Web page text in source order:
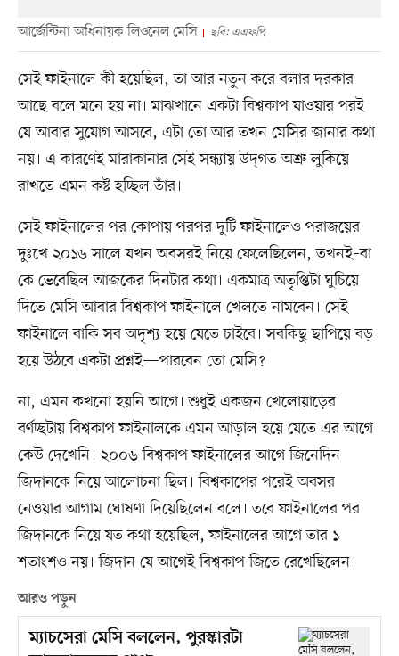
আর্জেন্টিনা অধিনায়ক লিওনেল মেসি ছবি: এএফপি
সেই ফাইনালে কী হয়েছিল, তা আর নতুন করে বলার দরকার
আছে বলে মনে হয় না। মাঝখানে একটা বিশ্বকাপ যাওয়ার পরই
যে আবার সুযোগ আসবে, এটা তো আর তখন মেসির জানার কথা
নয়। এ কারণেই মারাকানার সেই সন্ধ্যায় উদ্‌গত অশ্রু লুকিয়ে
রাখতে এমন কষ্ট হচ্ছিল তাঁর।
সেই ফাইনালের পর কোপায় পরপর দুটি ফাইনালেও পরাজয়ের
দুঃখে ২০১৬ সালে যখন অবসরই নিয়ে ফেলেছিলেন, তখনই–বা
কে ভেবেছিল আজকের দিনটার কথা। একমাত্র অতৃপ্তিটা ঘুচিয়ে
দিতে মেসি আবার বিশ্বকাপ ফাইনালে খেলতে নামবেন। সেই
ফাইনালে বাকি সব অদৃশ্য হয়ে যেতে চাইবে। সবকিছু ছাপিয়ে বড়
হয়ে উঠবে একটা প্রশ্নই—পারবেন তো মেসি?
না, এমন কখনো হয়নি আগে। শুধুই একজন খেলোয়াড়ের
বর্ণচ্ছটায় বিশ্বকাপ ফাইনালকে এমন আড়াল হয়ে যেতে এর আগে
কেউ দেখেনি। ২০০৬ বিশ্বকাপ ফাইনালের আগে জিনেদিন
জিদানকে নিয়ে আলোচনা ছিল। বিশ্বকাপের পরেই অবসর
নেওয়ার আগাম ঘোষণা দিয়েছিলেন বলে। তবে ফাইনালের পর
জিদানকে নিয়ে যত কথা হয়েছিল, ফাইনালের আগে তার ১
শতাংশও নয়। জিদান যে আগেই বিশ্বকাপ জিতে রেখেছিলেন।
আরও পড়ুন
ম্যাচসেরা মেসি বললেন, পুরস্কারটা